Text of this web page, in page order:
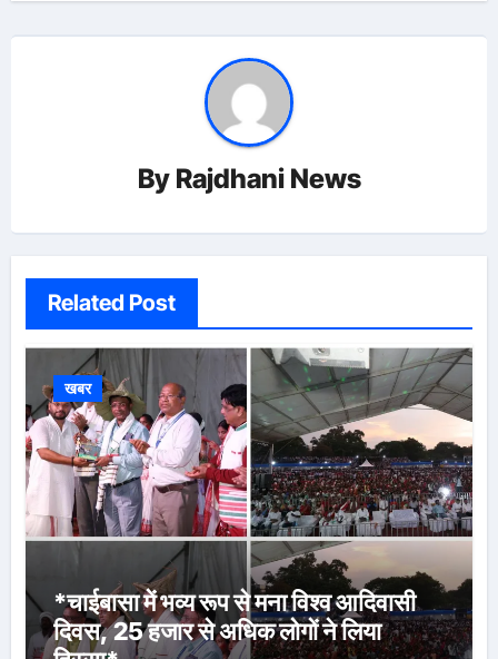
By Rajdhani News
Related Post
खबर
*चाईबासा में भव्य रूप से मना विश्व आदिवासी
दिवस, 25 हजार से अधिक लोगों ने लिया